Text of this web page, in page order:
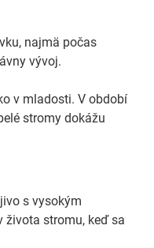
najmä počas
vývoj.
v mladosti. V období
stromy dokážu
s vysokým
života stromu, keď sa